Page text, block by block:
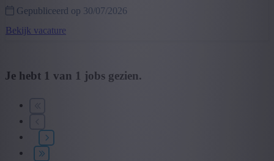
+ Toon meer
Secundair Onderwijs(1)
Vast contract na interimperiode
+ Toon meer
Gepubliceerd op 30/07/2026
Bekijk vacature
Je hebt 1 van 1 jobs gezien.